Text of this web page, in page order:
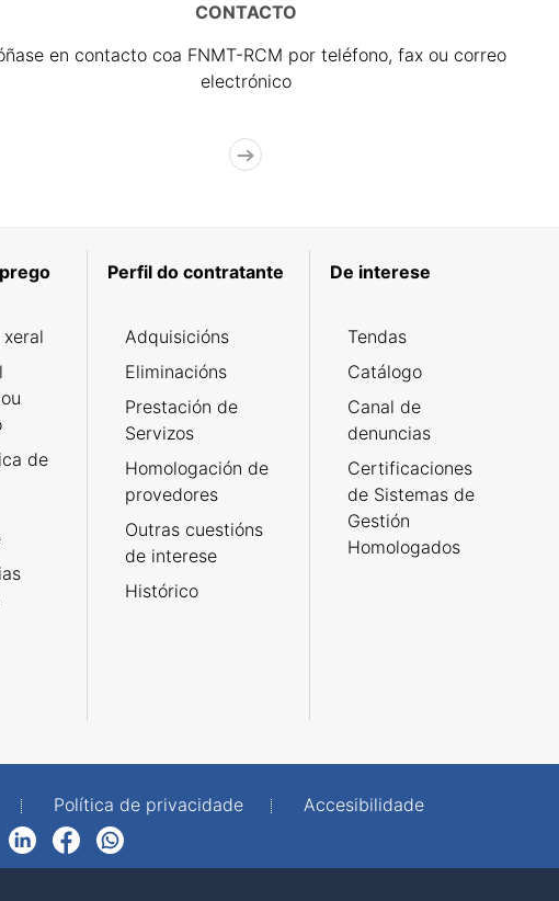
CONTACTO
en contacto coa FNMT-RCM por teléfono, fax ou correo
electrónico
de
Perfil do contratante
Adquisicións
Eliminacións
Prestación de
Servizos
Homologación de
provedores
Outras cuestións
de interese
Histórico
De interese
Tendas
Catálogo
Canal de
denuncias
Certificaciones
de Sistemas de
Gestión
Homologados
Política de privacidade
Accesibilidade